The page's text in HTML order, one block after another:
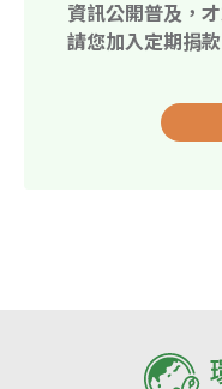
資訊公開普及，
請您加入定期捐